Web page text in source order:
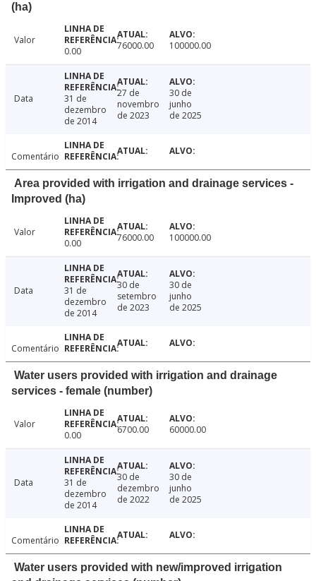
(ha)
Valor
0.00
76000.00 100000.00
Data
31 de
dezembro
de 2014
27 de
novembro
de 2023
30 de
junho
de 2025
Comentário
Area provided with irrigation and drainage services -
Improved (ha)
Valor
0.00
76000.00 100000.00
Data
31 de
dezembro
de 2014
30 de
setembro
de 2023
30 de
junho
de 2025
Comentário
Water users provided with irrigation and drainage
services - female (number)
Valor
0.00
6700.00 60000.00
Data
31 de
dezembro
de 2014
30 de
dezembro
de 2022
30 de
junho
de 2025
Comentário
Water users provided with new/improved irrigation